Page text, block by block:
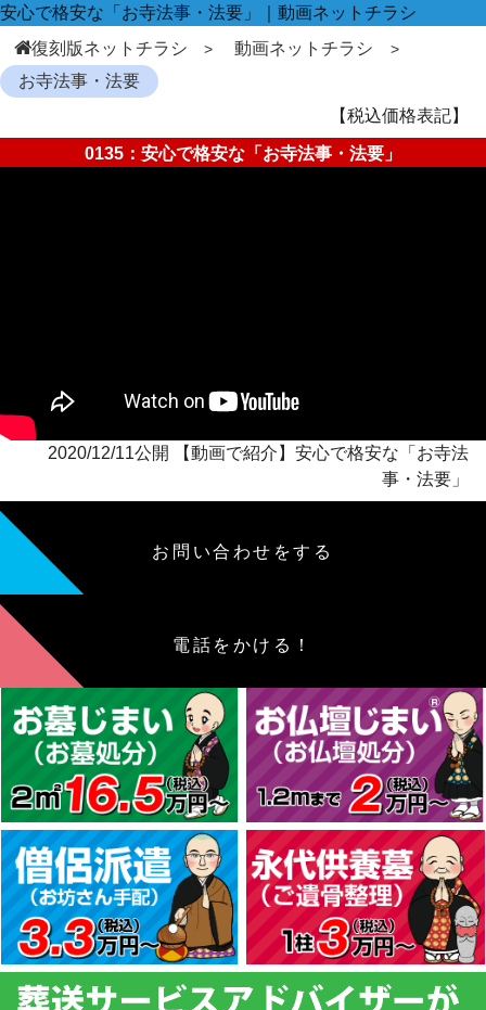
安心で格安な「お寺法事・法要」｜動画ネットチラシ
復刻版ネットチラシ
動画ネットチラシ
お寺法事・法要
【税込価格表記】
0135：安心で格安な「お寺法事・法要」
2020/12/11公開 【動画で紹介】安心で格安な「お寺法
事・法要」
お問い合わせをする
電話をかける！